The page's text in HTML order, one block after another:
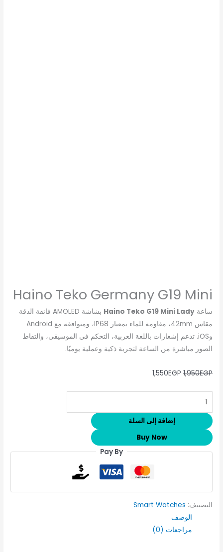
Haino Teko Germany G19 Mini
ساعةHaino Teko G19 Mini Lady
بشاشة AMOLED فائقة الدقة
مقاس 42mm، مقاومة للماء بمعيار IP68، ومتوافقة مع Android
وiOS. تدعم إشعارات باللغة العربية، التحكم في الموسيقى، والتقاط
الصور مباشرة من الساعة لتجربة ذكية وعملية يوميًا.
1,950EGP
1,550EGP
إضافة إلى السلة
Buy Now
Pay By
التصنيف: Smart Watches
الوصف
مراجعات (0)